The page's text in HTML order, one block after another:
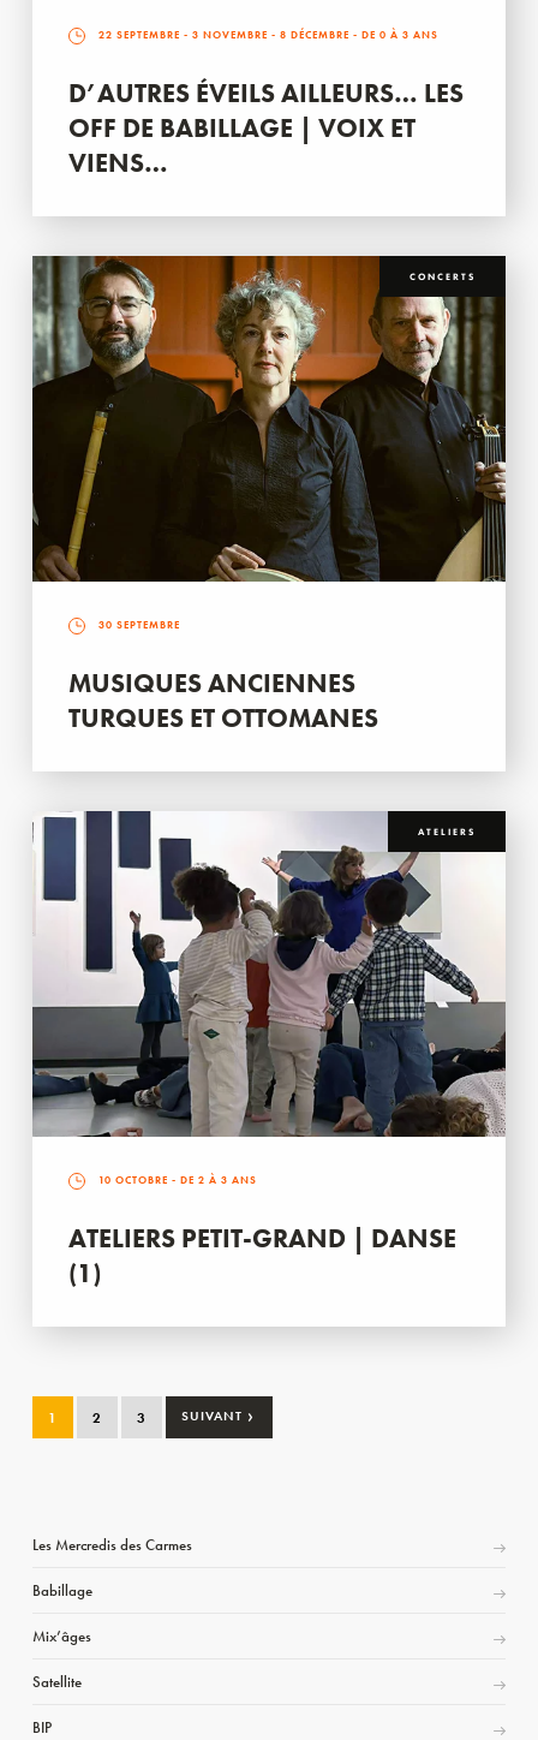
22 SEPTEMBRE - 3 NOVEMBRE - 8 DÉCEMBRE - DE 0 À 3 ANS
D’AUTRES ÉVEILS AILLEURS… LES
OFF DE BABILLAGE | VOIX ET
VIENS…
CONCERTS
30 SEPTEMBRE
MUSIQUES ANCIENNES
TURQUES ET OTTOMANES
ATELIERS
10 OCTOBRE - DE 2 À 3 ANS
ATELIERS PETIT-GRAND | DANSE
(1)
1 2 3 SUIVANT ›
Les Mercredis des Carmes
Babillage
Mix’âges
Satellite
BIP